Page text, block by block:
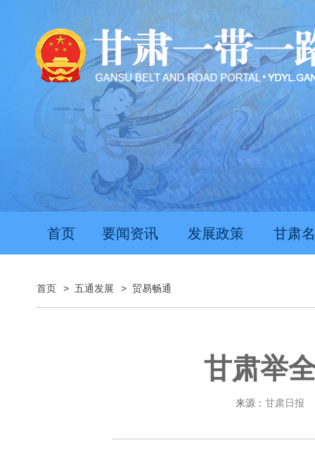
首页 要闻资讯 发展政策 甘肃
首页 > 五通发展 > 贸易畅通
甘肃举
来源： 甘肃日报